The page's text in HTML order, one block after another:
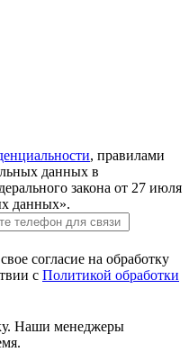
, правилами
данных в
закона от 27 июля
данных».
согласие на обработку
с Политикой обработки
Наши менеджеры